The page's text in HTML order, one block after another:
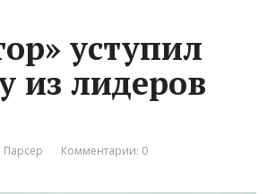
уступил
из лидеров
Парсер Комментарии: 0